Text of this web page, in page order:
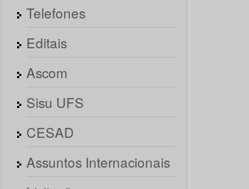
Telefones
Editais
Ascom
Sisu UFS
CESAD
Assuntos Internacionais